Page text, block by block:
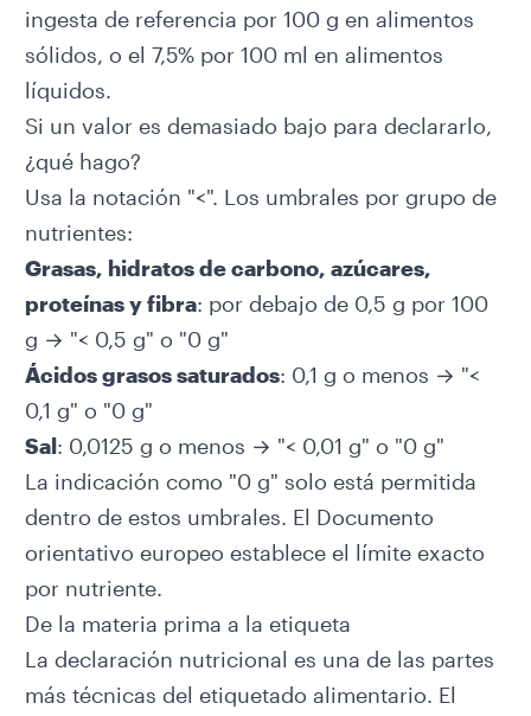
ingesta de referencia por 100 g en alimentos
sólidos, o el 7,5% por 100 ml en alimentos
líquidos.
Si un valor es demasiado bajo para declararlo,
¿qué hago?
Usa la notación "<". Los umbrales por grupo de
nutrientes:
Grasas, hidratos de carbono, azúcares,
proteínas y fibra: por debajo de 0,5 g por 100
g → "< 0,5 g" o "0 g"
Ácidos grasos saturados: 0,1 g o menos → "<
0,1 g" o "0 g"
Sal : 0,0125 g o menos → "< 0,01 g" o "0 g"
La indicación como "0 g" solo está permitida
dentro de estos umbrales. El Documento
orientativo europeo establece el límite exacto
por nutriente.
De la materia prima a la etiqueta
La declaración nutricional es una de las partes
más técnicas del etiquetado alimentario. El